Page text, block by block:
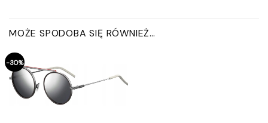
MOŻE SPODOBA SIĘ RÓWNIEŻ…
-30%